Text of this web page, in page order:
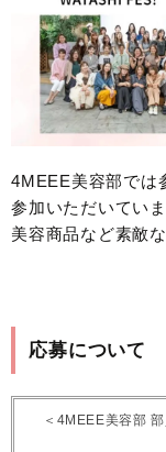
4MEEE美容部では
参加いただいていま
美容商品など素敵
応募について
＜4MEEE美容部 部